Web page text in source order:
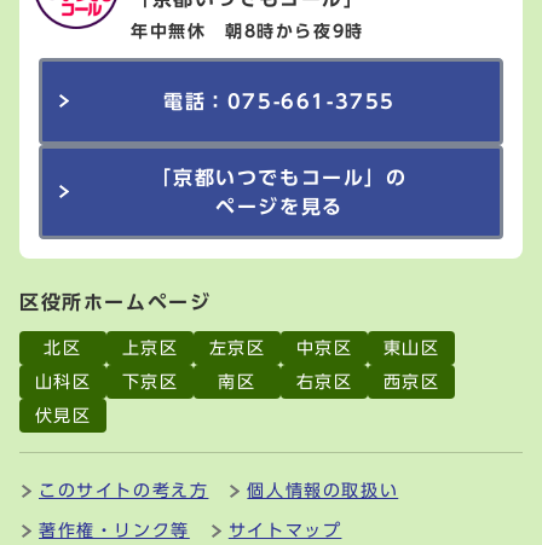
年中無休 朝8時から夜9時
電話：075-661-3755
「京都いつでもコール」の
ページを見る
区役所ホームページ
北区 上京区 左京区 中京区
東山区
山科区
下京区 南区 右京区
西京区
伏見区
このサイトの考え方 個人情報の取扱い
著作権・リンク等 サイトマップ